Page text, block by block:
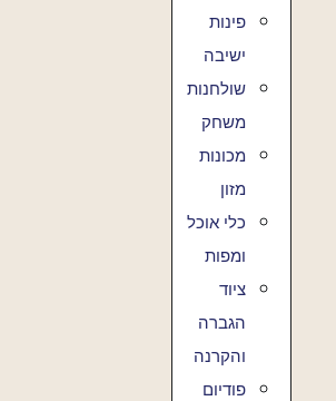
פינות
ישיבה
שולחנות
משחק
מכונות
מזון
כלי אוכל
ומפות
ציוד
הגברה
והקרנה
פודיום